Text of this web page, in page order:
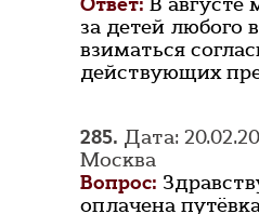
за детей любого
взиматься
действующих
285. Дата:
Москва
Вопрос:
оплачена